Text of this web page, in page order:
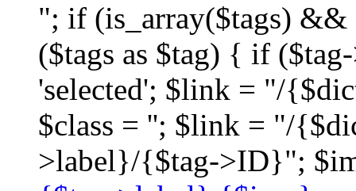
"; if (is_array($tags) &&
($tags as $tag) { if
'selected'; $link = "/
$class = ''; $link = "/
>label}/{$tag->ID}";